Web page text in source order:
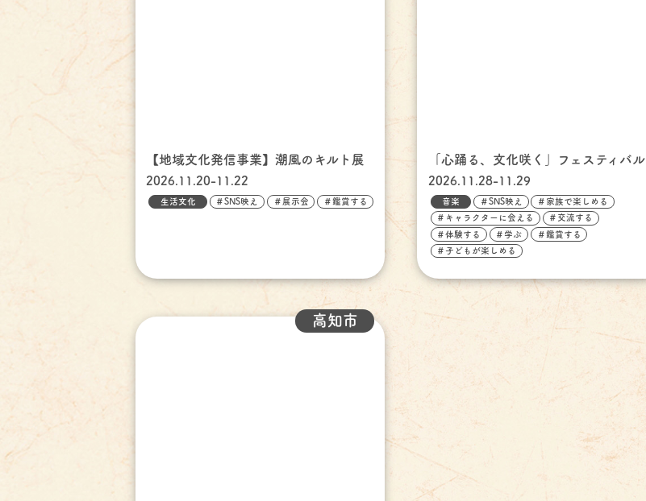
【地域文化発信事業】潮風のキルト展
2026.11.20-11.22
生活文化 ＃SNS映え ＃展示会 ＃鑑賞する
「心踊る、文化咲く」フェスティバル
2026.11.28-11.29
音楽 ＃SNS映え ＃家族で楽しめる
＃キャラクターに会える ＃交流する
＃体験する ＃学ぶ ＃鑑賞する
＃子どもが楽しめる
高知市